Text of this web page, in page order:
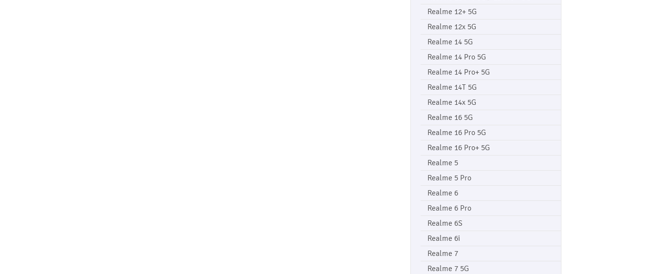
Realme 12+ 5G
Realme 12x 5G
Realme 14 5G
Realme 14 Pro 5G
Realme 14 Pro+ 5G
Realme 14T 5G
Realme 14x 5G
Realme 16 5G
Realme 16 Pro 5G
Realme 16 Pro+ 5G
Realme 5
Realme 5 Pro
Realme 6
Realme 6 Pro
Realme 6S
Realme 6i
Realme 7
Realme 7 5G